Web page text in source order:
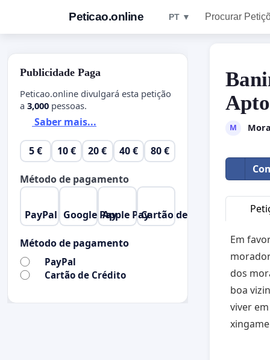
Peticao.online PT ▼ Procurar
M
Em
dos
boa
viver
Publicidade Paga
Peticao.online divulgará esta petição
a 3,000 pessoas.
Saber mais...
5 € 10 € 20 € 40 € 80 €
Método de pagamento
PayPal Google PayApple PayCartão de Crédito
Método de pagamento
PayPal
Cartão de Crédito